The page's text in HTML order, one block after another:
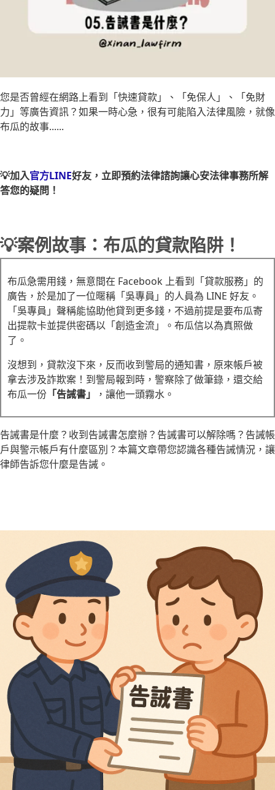
您是否曾經在網路上看到「快速貸款」、「免保人」、「免財
力」等廣告資訊？如果一時心急，很有可能陷入法律風險，就像
布瓜的故事......
💡加入官方LINE好友，立即預約法律諮詢讓心安法律事務所解
答您的疑問！
💡案例故事：布瓜的貸款陷阱！
布瓜急需用錢，無意間在 Facebook 上看到「貸款服務」的
廣告，於是加了一位暱稱「吳專員」的人員為 LINE 好友。
「吳專員」聲稱能協助他貸到更多錢，不過前提是要布瓜寄
出提款卡並提供密碼以「創造金流」。布瓜信以為真照做
了。
沒想到，貸款沒下來，反而收到警局的通知書，原來帳戶被
拿去涉及詐欺案！到警局報到時，警察除了做筆錄，還交給
布瓜一份 「告誡書」 ，讓他一頭霧水。
告誡書是什麼？收到告誡書怎麼辦？告誡書可以解除嗎？告誡帳
戶與警示帳戶有什麼區別？本篇文章帶您認識各種告誡情況，讓
律師告訴您什麼是告誡。